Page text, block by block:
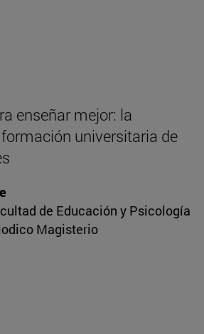
enseñar mejor: la
universitaria de
de Educación y Psicología
Magisterio